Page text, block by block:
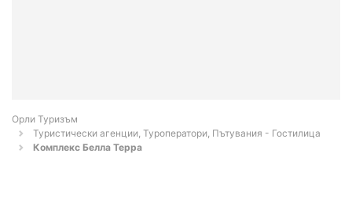
Орли Туризъм
Туристически агенции, Туроператори, Пътувания - Гостилица
Комплекс Белла Терра